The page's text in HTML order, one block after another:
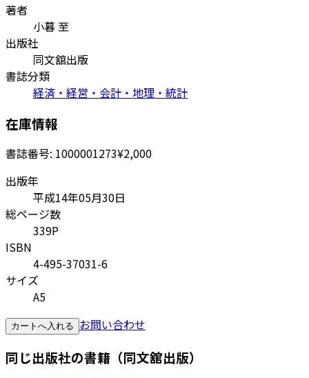
著者
小暮 至
出版社
同文舘出版
書誌分類
経済・経営・会計・地理・統計
在庫情報
書誌番号: 1000001273¥2,000
出版年
平成14年05月30日
総ページ数
339P
ISBN
4-495-37031-6
サイズ
A5
カートへ入れる お問い合わせ
同じ出版社の書籍（同文舘出版）